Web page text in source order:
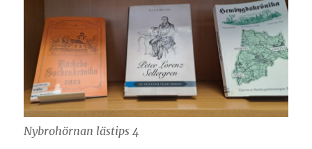
Nybrohörnan lästips 4